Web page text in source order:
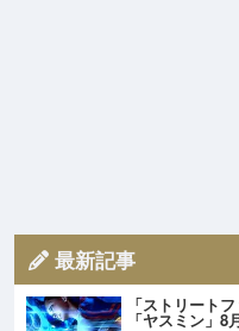
最新記事
「ストリート